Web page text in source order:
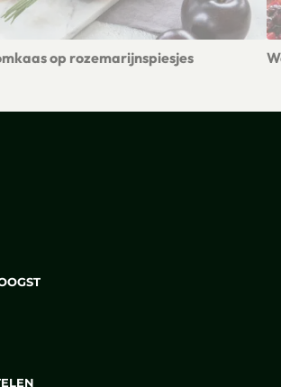
op rozemarijnspiesjes